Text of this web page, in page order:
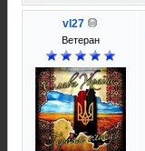
vl27
Ветеран